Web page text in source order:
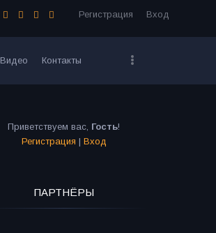
Регистрация Вход
Видео Контакты
Приветствуем вас, Гость!
Регистрация | Вход
ПАРТНЁРЫ